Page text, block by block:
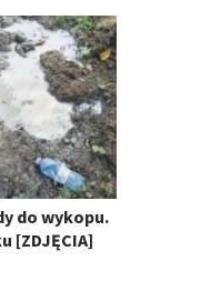
do wykopu.
[ZDJĘCIA]